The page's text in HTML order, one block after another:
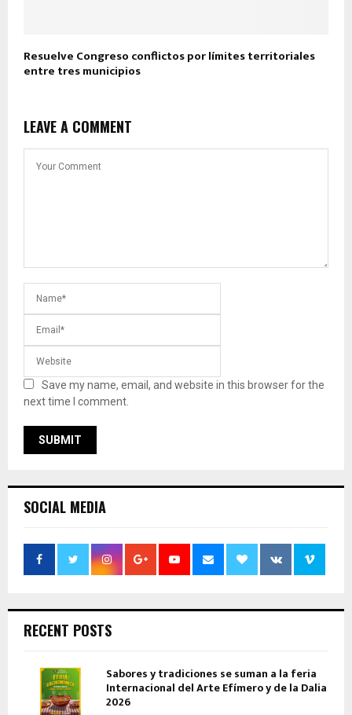
Resuelve Congreso conflictos por límites territoriales
entre tres municipios
LEAVE A COMMENT
Save my name, email, and website in this browser for the
next time I comment.
SOCIAL MEDIA
RECENT POSTS
Sabores y tradiciones se suman a la feria
Internacional del Arte Efímero y de la Dalia
2026